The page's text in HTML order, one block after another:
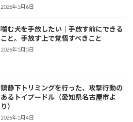
2026年5月6日
噛む犬を手放したい｜手放す前にできる
こと。手放す上で覚悟すべきこと
2026年5月5日
鎮静下トリミングを行った、攻撃行動の
あるトイプードル（愛知県名古屋市よ
り）
2026年5月4日